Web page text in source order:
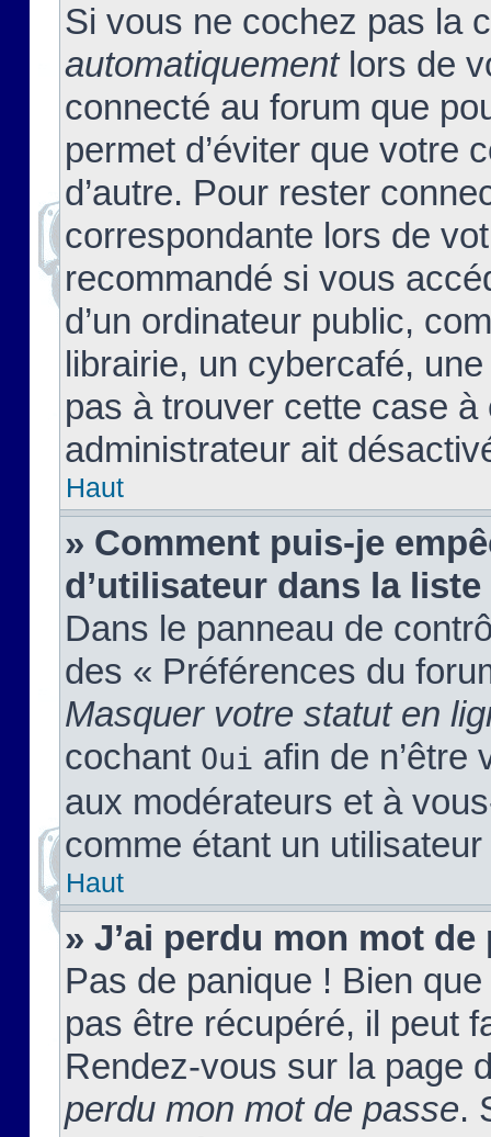
Si vous ne cochez pas la
automatiquementlors de
connecté au forum que
permet d’éviter que votre
d’autre. Pour rester
correspondante lors de
recommandé si vous
d’un ordinateur public,
librairie, un cybercafé,
pas à trouver cette case à
administrateur ait
Haut
» Comment puis-je
d’utilisateur dans la
Dans le panneau de
des « Préférences du
Masquer votre statut en
cochant Oui afin de n’être
aux modérateurs et à
comme étant un
Haut
» J’ai perdu mon mot de
Pas de panique ! Bien
pas être récupéré, il peut
Rendez-vous sur la page
perdu mon mot de passe.